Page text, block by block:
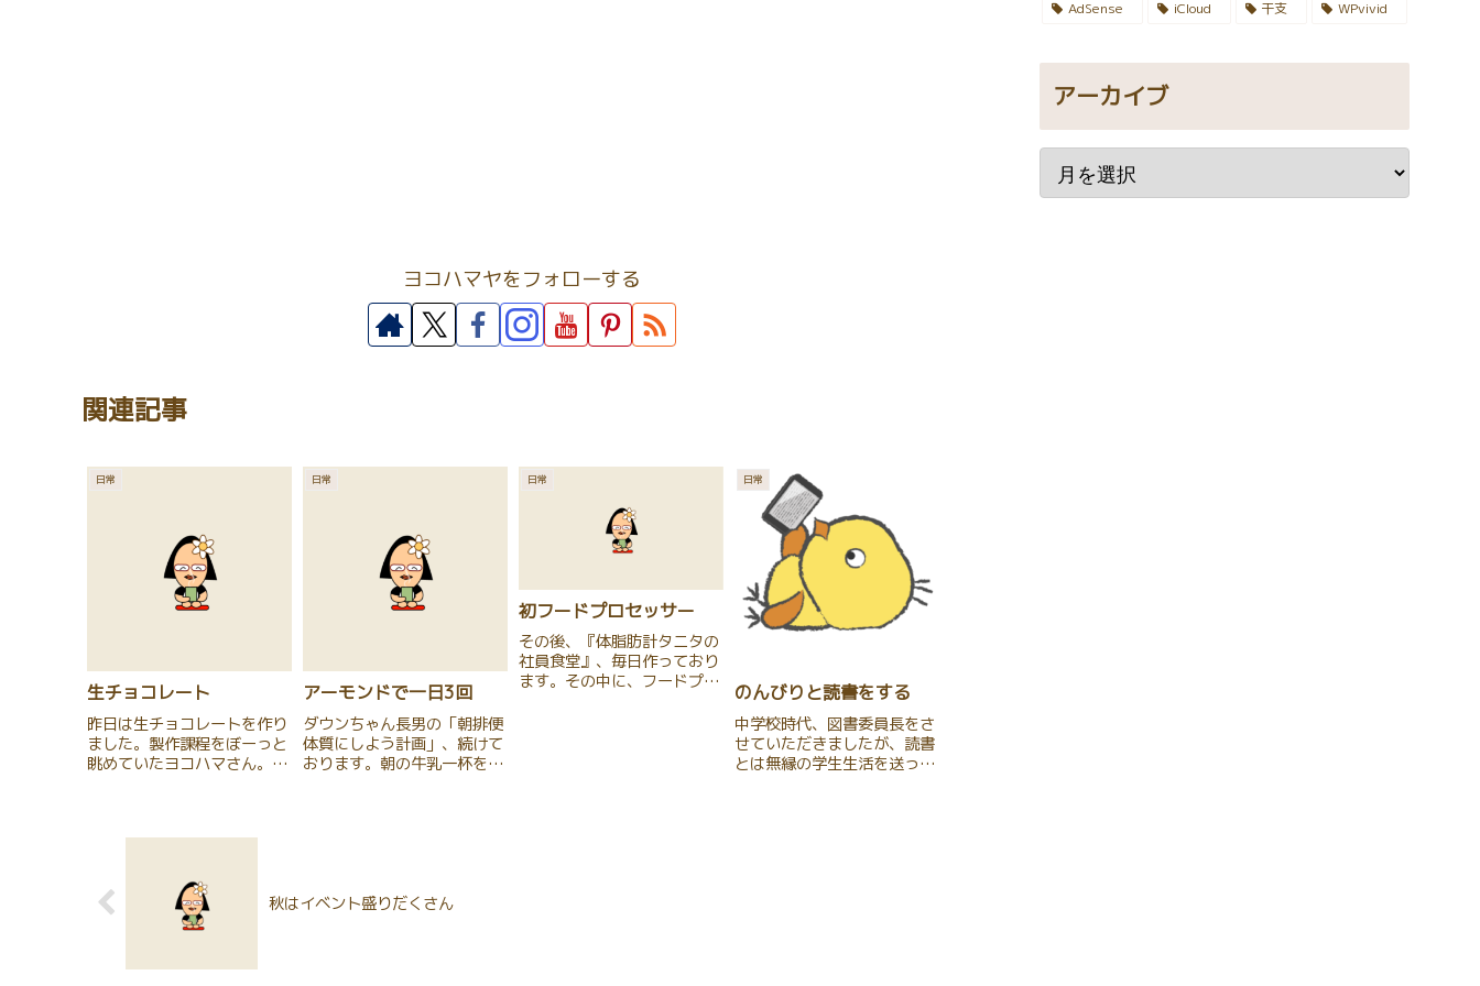
ヨコハマヤをフォローする
関連記事
日常
生チョコレート
昨日は生チョコレートを作り
ました。製作課程をぼーっと
眺めていたヨコハマさん。
料理）作るくらい、結構手間
や発言をした私です。
日常
アーモンドで一日3回
ダウンちゃん長男の「朝排便
体質にしよう計画」、続けて
おります。朝の牛乳一杯をヨ
粒ほど...
日常
初フードプロセッサー
その後、『体脂肪計タニタの
社員食堂』、毎日作っており
ます。その中に、フードプロ
日常
のんびりと読書をする
中学校時代、図書委員長をさ
せていただきましたが、読書
とは無縁の学生生活を送って
秋はイベント盛りだくさん
AdSense
iCloud 干支 WPvivid
アーカイブ